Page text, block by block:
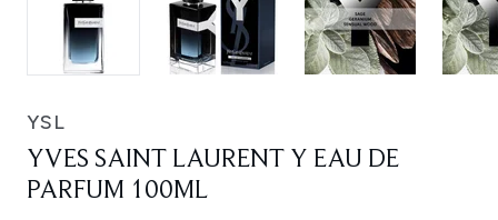
YSL
YVES SAINT LAURENT Y EAU DE
PARFUM 100ML